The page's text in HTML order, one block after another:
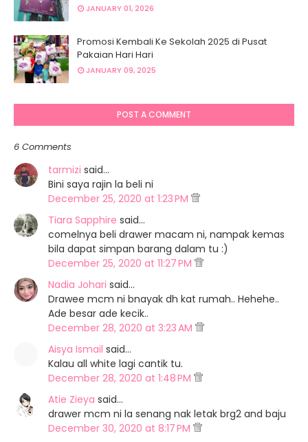
JANUARY 01, 2026
Promosi Kembali Ke Sekolah 2025 di Pusat
Pakaian Hari Hari
JANUARY 09, 2025
POST A COMMENT
6 Comments
tarmizi said…
Bini saya rajin la beli ni
December 25, 2020 at 1:23 PM
Tiara Sapphire said…
comelnya beli drawer macam ni, nampak kemas
bila dapat simpan barang dalam tu :)
December 25, 2020 at 11:27 PM
Nadia Johari said…
Drawee mcm ni bnayak dh kat rumah.. Hehehe..
Ade besar ade kecik..
December 28, 2020 at 3:23 AM
Aisya Ismail said…
Kalau all white lagi cantik tu.
December 28, 2020 at 1:48 PM
Atie Zieya said…
drawer mcm ni la senang nak letak brg2 and baju
December 30, 2020 at 8:17 PM